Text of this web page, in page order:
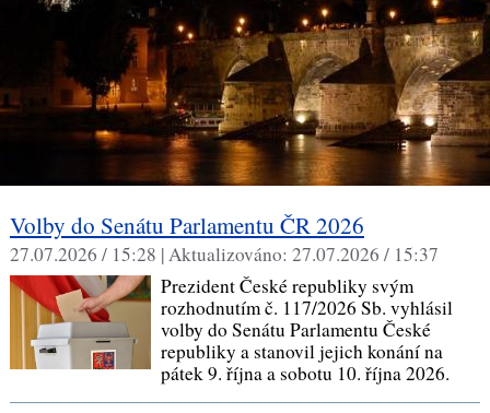
Volby do Senátu Parlamentu ČR 2026
27.07.2026 / 15:28 |Aktualizováno: 27.07.2026 / 15:37
Prezident České republiky svým
rozhodnutím č. 117/2026 Sb. vyhlásil
volby do Senátu Parlamentu České
republiky a stanovil jejich konání na
pátek 9. října a sobotu 10. října 2026.